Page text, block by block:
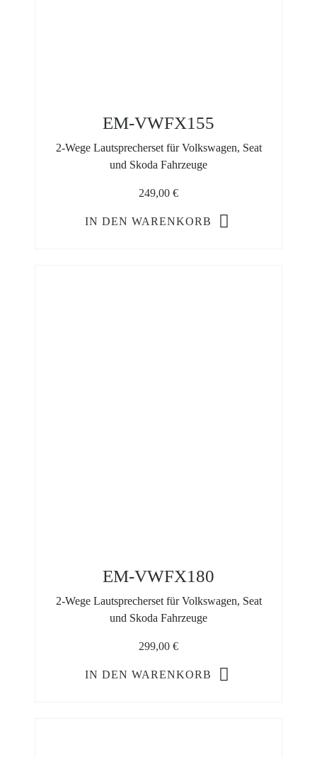
EM-VWFX155
2-Wege Lautsprecherset für Volkswagen, Seat
und Skoda Fahrzeuge
249,00 €
IN DEN WARENKORB
EM-VWFX180
2-Wege Lautsprecherset für Volkswagen, Seat
und Skoda Fahrzeuge
299,00 €
IN DEN WARENKORB